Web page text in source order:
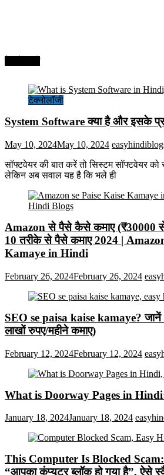
टेक्नोलॉजी
System Software क्या है और इसके
May 10, 2024May 10, 2024
सॉफ्टवेयर की बात करें तो सिस्टम सॉफ्टवेयर
लेकिन अब सवाल यह है कि भले ही
Amazon से पैसे कैसे कमाए (₹30000
10 तरीके से पैसे कमाए 2024 |
Kamaye in Hindi
February 26, 2024February 26, 2024
SEO se paisa kaise kamaye?
लाखों रुपए/महीने कमाए)
February 12, 2024February 12, 2024
What is Doorway Pages in Hindi:
January 18, 2024January 18, 2024
This Computer Is Blocked Scam:
“आपका कंप्यूटर ब्लॉक हो गया है”, ऐसे